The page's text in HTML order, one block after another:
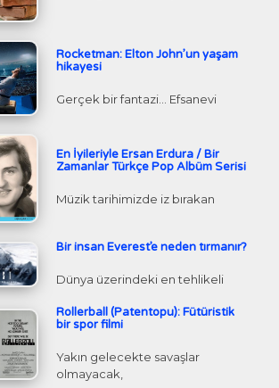
Rocketman: Elton John’un yaşam
hikayesi
Gerçek bir fantazi… Efsanevi
En İyileriyle Ersan Erdura / Bir
Zamanlar Türkçe Pop Albüm Serisi
Müzik tarihimizde iz bırakan
Bir insan Everest’e neden tırmanır?
Dünya üzerindeki en tehlikeli
Rollerball (Patentopu): Fütüristik
bir spor filmi
Yakın gelecekte savaşlar
olmayacak,